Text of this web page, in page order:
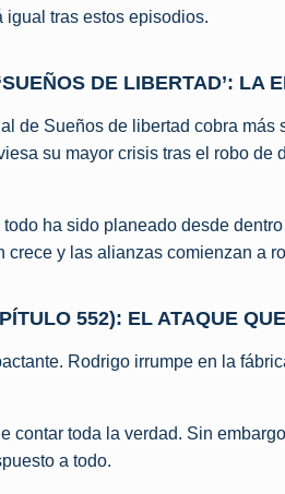
igual tras estos episodios.
DE LIBERTAD’: LA
de Sueños de libertad cobra más
su mayor crisis tras el robo de
ha sido planeado desde
crece y las alianzas comienzan a
552): EL ATAQUE
Rodrigo irrumpe en la
contar toda la verdad. Sin
a todo.